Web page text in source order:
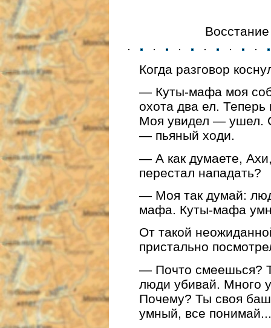
Когда разговор
— Куты-мафа моя
охота два ел. Теперь
Моя увидел — ушел.
— пьяный ходи.
— А как думаете,
перестал нападать?
— Моя так думай:
мафа. Куты-мафа
От такой
пристально
— Почто смеешься?
люди убивай. Много
Почему? Ты своя
умный, все понимай...